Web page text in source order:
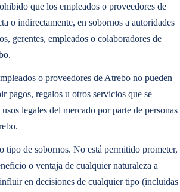
soluciones basadas en IAque potencian la
de conocimiento
soluciones basadas en IA
que potencian la
Destacado
con IA
que los empleados o proveedores de
o indirectamente, en sobornos a autoridades
gerentes, empleados o colaboradores de
o proveedores de Atrebo no pueden
pagos, regalos u otros servicios que se
legales del mercado por parte de personas
tipo de sobornos. No está permitido prometer,
o ventaja de cualquier naturaleza a
en decisiones de cualquier tipo (incluidas